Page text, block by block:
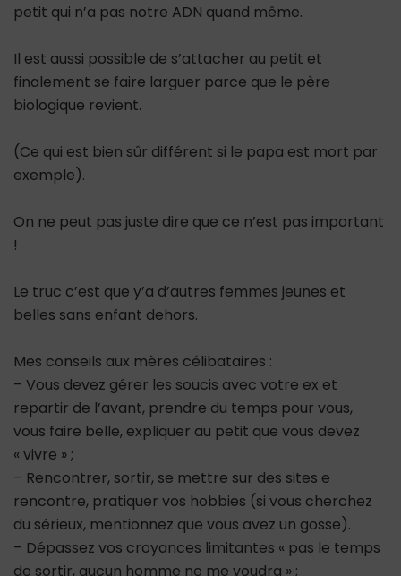
petit qui n’a pas notre ADN quand même.
Il est aussi possible de s’attacher au petit et
finalement se faire larguer parce que le père
biologique revient.
(Ce qui est bien sûr différent si le papa est mort par
exemple).
On ne peut pas juste dire que ce n’est pas important
!
Le truc c’est que y’a d’autres femmes jeunes et
belles sans enfant dehors.
Mes conseils aux mères célibataires :
– Vous devez gérer les soucis avec votre ex et
repartir de l’avant, prendre du temps pour vous,
vous faire belle, expliquer au petit que vous devez
« vivre » ;
– Rencontrer, sortir, se mettre sur des sites e
rencontre, pratiquer vos hobbies (si vous cherchez
du sérieux, mentionnez que vous avez un gosse).
– Dépassez vos croyances limitantes « pas le temps
de sortir, aucun homme ne me voudra » ;